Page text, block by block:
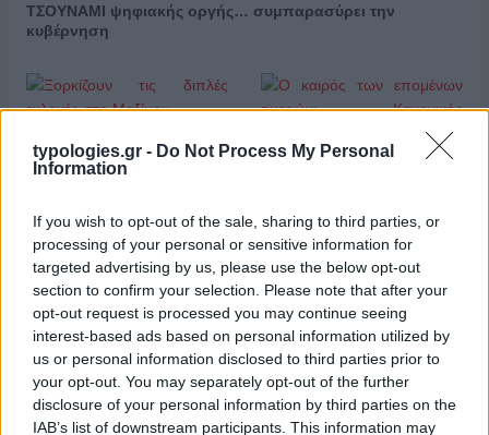
typologies.gr - Do Not Process My Personal
Information
If you wish to opt-out of the sale, sharing to third parties, or
processing of your personal or sensitive information for
targeted advertising by us, please use the below opt-out
section to confirm your selection. Please note that after your
opt-out request is processed you may continue seeing
interest-based ads based on personal information utilized by
us or personal information disclosed to third parties prior to
your opt-out. You may separately opt-out of the further
disclosure of your personal information by third parties on the
IAB’s list of downstream participants. This information may
ΤΣΟΥΝΑΜΙ ψηφιακής οργής… συμπαρασύρει την
κυβέρνηση
εκλογές στο Μαξίμου
ημερών: Κανονικός
Αύγουστος με δυνατούς
βοριάδες και σταδιακή
άνοδο της θερμοκρασίας
X Facebook LinkedIn